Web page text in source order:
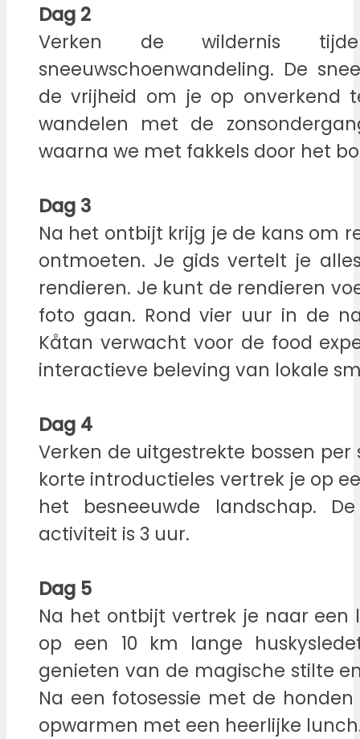
Dag 2
Verken de wildernis
sneeuwschoenwandeling. De
de vrijheid om je op onverkend
wandelen met de
waarna we met fakkels door het
Dag 3
Na het ontbijt krijg je de kans om
ontmoeten. Je gids vertelt je
rendieren. Je kunt de rendieren
foto gaan. Rond vier uur in de
Kåtan verwacht voor de food
interactieve beleving van lokale
Dag 4
Verken de uitgestrekte bossen per
korte introductieles vertrek je op
het besneeuwde landschap.
activiteit is 3 uur.
Dag 5
Na het ontbijt vertrek je naar een
op een 10 km lange
genieten van de magische stilte
Na een fotosessie met de
opwarmen met een heerlijke